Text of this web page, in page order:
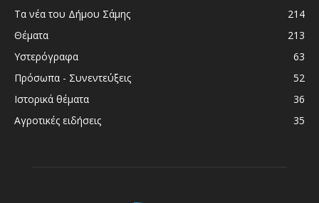
Τα νέα του Δήμου Σάμης
214
Θέματα
213
Υστερόγραφα
63
Πρόσωπα - Συνεντεύξεις
52
Ιστορικά θέματα
36
Αγροτικές ειδήσεις
35